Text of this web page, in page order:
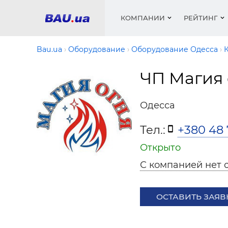
КОМПАНИИ
Окна
РЕЙТИНГ
Медиа
Мебель
Окна и
Трубы,
Видео
Bau.ua Оборудование Оборудование Одесса
ЧП Магия
Одесса
Тел.: +380 48
Открыто
С компанией нет
ОСТАВИТЬ